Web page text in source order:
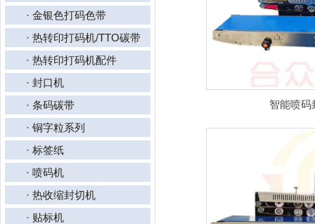
· 金银色打码色带
· 热转印打码机/TTO碳带
· 热转印打码机配件
· 封口机
· 条码碳带
· 铜字粒系列
· 标签纸
· 喷码机
· 热收缩封切机
· 贴标机
智能喷码